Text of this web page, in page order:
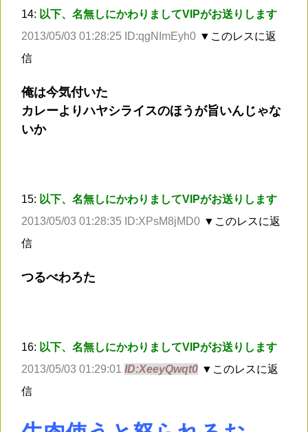
14: 以下、名無しにかわりましてVIPがお送りします
2013/05/03 01:28:25 ID:qgNImEyh0 ▼このレスに返
信
俺は今気付いた
カレーよりハヤシライスのほうが旨いんじゃな
いか
15: 以下、名無しにかわりましてVIPがお送りします
2013/05/03 01:28:35 ID:XPsM8jMD0 ▼このレスに返
信
つるべわろた
16: 以下、名無しにかわりましてVIPがお送りします
2013/05/03 01:29:01 ID:XeeyQwqt0 ▼このレスに返
信